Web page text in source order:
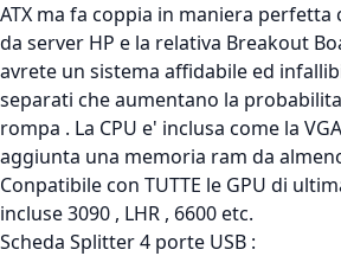
ATX ma fa coppia in maniera
da server HP e la relativa Breakout
avrete un sistema affidabile ed
separati che aumentano la
rompa . La CPU e' inclusa come la
aggiunta una memoria ram da
Conpatibile con TUTTE le GPU di
incluse 3090 , LHR , 6600 etc.
Scheda Splitter 4 porte USB :